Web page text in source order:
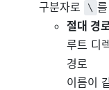
구분자로
\
절대 경
루트 디
경로
이름이